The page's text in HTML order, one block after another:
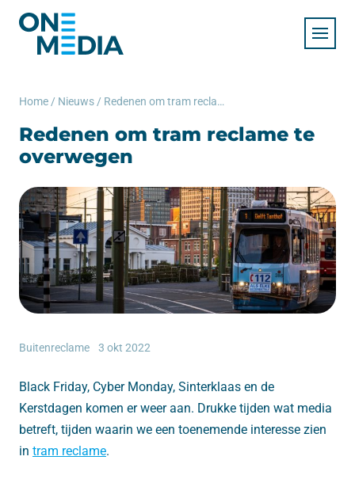
Home / Nieuws / Redenen om tram reclame te overwegen
Redenen om tram reclame te
overwegen
Buitenreclame 3 okt 2022
Black Friday, Cyber Monday, Sinterklaas en de
Kerstdagen komen er weer aan. Drukke tijden wat media
betreft, tijden waarin we een toenemende interesse zien
in tram reclame.